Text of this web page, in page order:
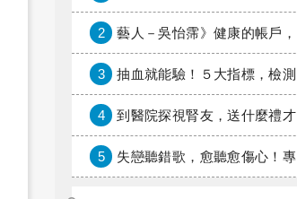
2 藝人－吳怡霈》健康的帳戶，年輕時別提光
3 抽血就能驗！５大指標，檢測身體是否發炎
4 到醫院探視腎友，送什麼禮才好？
5 失戀聽錯歌，愈聽愈傷心！專家教你挑對療傷情歌